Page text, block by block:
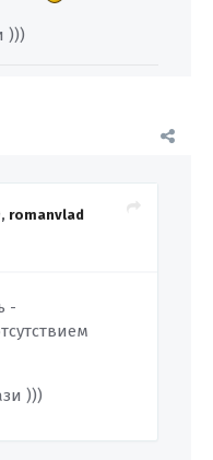
)))
romanvlad
-
)))